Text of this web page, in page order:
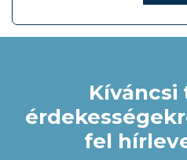
Kíváncsi
fel